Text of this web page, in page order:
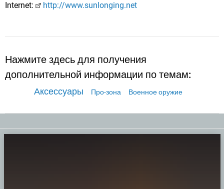
Internet: http://www.sunlonging.net
Нажмите здесь для получения
дополнительной информации по темам:
Аксессуары Про-зона Военное оружие